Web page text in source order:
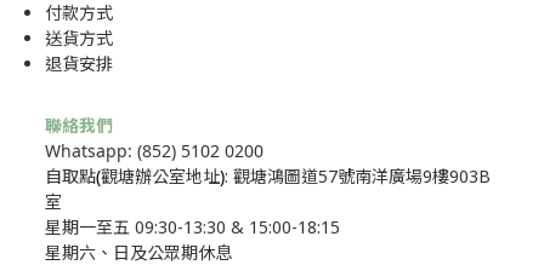
付款方式
送貨方式
退貨安排
聯絡我們
Whatsapp: (852) 5102 0200
自取點(觀塘辦公室地址): 觀塘鴻圖道57號南洋廣場9樓903B
室
星期一至五 09:30-13:30 & 15:00-18:15
星期六、日及公眾期休息